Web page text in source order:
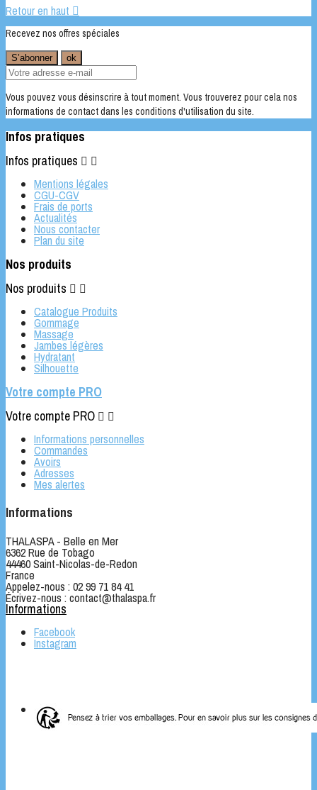
Retour en haut 
Recevez nos offres spéciales
Vous pouvez vous désinscrire à tout moment. Vous trouverez pour cela nos
informations de contact dans les conditions d'utilisation du site.
Infos pratiques
Infos pratiques  
Mentions légales
CGU-CGV
Frais de ports
Actualités
Nous contacter
Plan du site
Nos produits
Nos produits  
Catalogue Produits
Gommage
Massage
Jambes légères
Hydratant
Silhouette
Votre compte PRO
Votre compte PRO  
Informations personnelles
Commandes
Avoirs
Adresses
Mes alertes
Informations
THALASPA - Belle en Mer
6362 Rue de Tobago
44460 Saint-Nicolas-de-Redon
France
Appelez-nous : 02 99 71 84 41
Écrivez-nous : contact@thalaspa.fr
Informations
Facebook
Instagram